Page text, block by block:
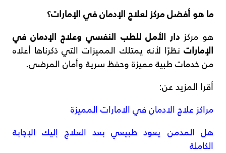
ما هو أفضل مركز لعلاج الإدمان في الإمارات؟
هو مركزدار الأمل للطب النفسي وعلاج الإدمان في
الإمارات نظرًا لأنه يمتلك المميزات التي ذكرناها أعلاه
من خدمات طبية مميزة وحفظ سرية وأمان المرضى.
أقرا المزيد عن:
مراكز علاج الادمان في الامارات المميزة
هل المدمن يعود طبيعي بعد العلاج إليك الإجابة
الكاملة